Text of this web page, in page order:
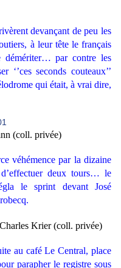
devançant de peu les
à leur tête le français
par contre les
‘’ces seconds couteaux’’
qui était, à vrai dire,
(coll. privée)
véhémence par la dizaine
deux tours… le
le sprint devant José
Krier(coll. privée)
au café Le Central, place
parapher le registre sous